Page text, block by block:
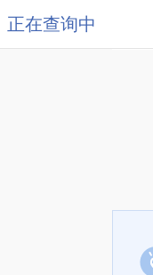
正在查询中